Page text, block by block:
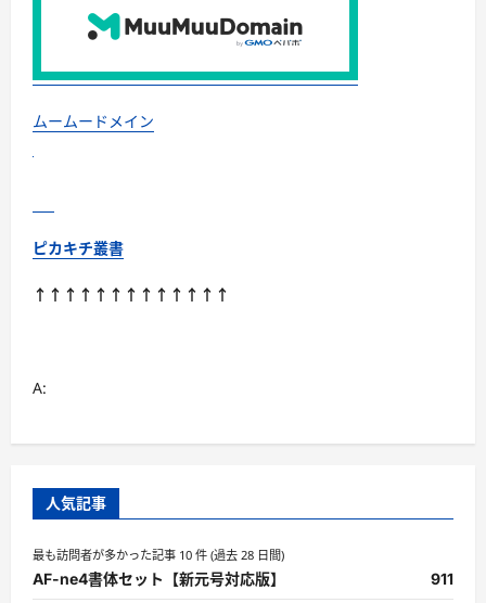
ムームードメイン
ピカキチ叢書
↑↑↑↑↑↑↑↑↑↑↑↑↑
A:
人気記事
最も訪問者が多かった記事 10 件 (過去 28 日間)
AF-ne4書体セット【新元号対応版】 911